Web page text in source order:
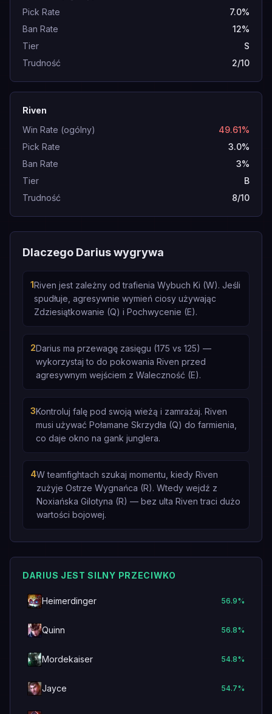
Pick Rate
7.0%
Ban Rate
12%
Tier
S
Trudność
2/10
Riven
Win Rate (ogólny)
49.61%
Pick Rate
3.0%
Ban Rate
3%
Tier
B
Trudność
8/10
Dlaczego Darius wygrywa
1Riven jest zależny od trafienia Wybuch Ki (W). Jeśli
spudłuje, agresywnie wymień ciosy używając
Zdziesiątkowanie (Q) i Pochwycenie (E).
2Darius ma przewagę zasięgu (175 vs 125) —
wykorzystaj to do pokowania Riven przed
agresywnym wejściem z Waleczność (E).
3Kontroluj falę pod swoją wieżą i zamrażaj. Riven
musi używać Połamane Skrzydła (Q) do farmienia,
co daje okno na gank junglera.
4W teamfightach szukaj momentu, kiedy Riven
zużyje Ostrze Wygnańca (R). Wtedy wejdź z
Noxiańska Gilotyna (R) — bez ulta Riven traci dużo
wartości bojowej.
DARIUS JEST SILNY PRZECIWKO
Heimerdinger 56.9%
Quinn 56.8%
Mordekaiser 54.8%
Jayce 54.7%